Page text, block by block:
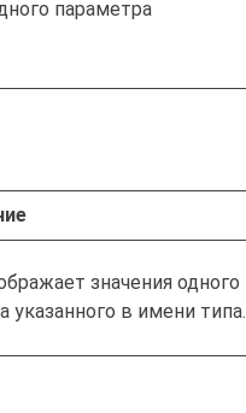
параметра
значения одного
указанного в имени типа.